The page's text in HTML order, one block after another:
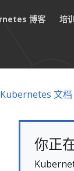
博客 培
Kubernetes 文档
你正